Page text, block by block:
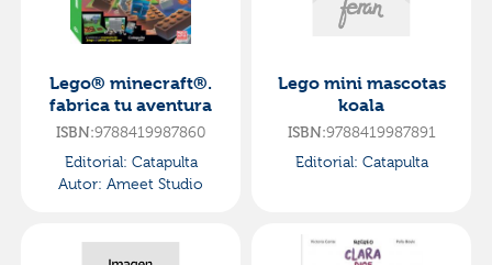
Lego® minecraft®.
fabrica tu aventura
ISBN:9788419987860
Editorial: Catapulta
Autor: Ameet Studio
Lego mini mascotas
koala
ISBN:9788419987891
Editorial: Catapulta